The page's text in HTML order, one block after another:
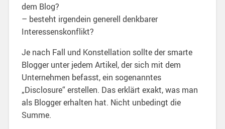
dem Blog?
– besteht irgendein generell denkbarer
Interessenskonflikt?
Je nach Fall und Konstellation sollte der smarte
Blogger unter jedem Artikel, der sich mit dem
Unternehmen befasst, ein sogenanntes
„Disclosure“ erstellen. Das erklärt exakt, was man
als Blogger erhalten hat. Nicht unbedingt die
Summe.